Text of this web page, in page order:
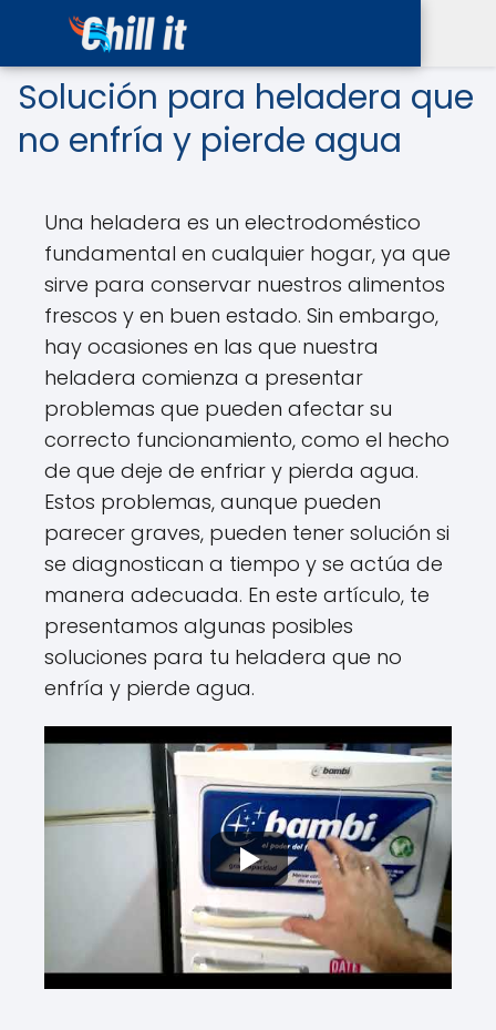
Solución para heladera que
no enfría y pierde agua
Una heladera es un electrodoméstico
fundamental en cualquier hogar, ya que
sirve para conservar nuestros alimentos
frescos y en buen estado. Sin embargo,
hay ocasiones en las que nuestra
heladera comienza a presentar
problemas que pueden afectar su
correcto funcionamiento, como el hecho
de que deje de enfriar y pierda agua.
Estos problemas, aunque pueden
parecer graves, pueden tener solución si
se diagnostican a tiempo y se actúa de
manera adecuada. En este artículo, te
presentamos algunas posibles
soluciones para tu heladera que no
enfría y pierde agua.